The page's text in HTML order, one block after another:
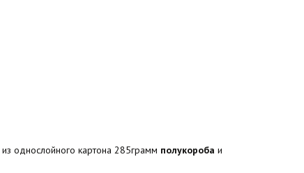
из однослойного картона 285грамм полукороба и